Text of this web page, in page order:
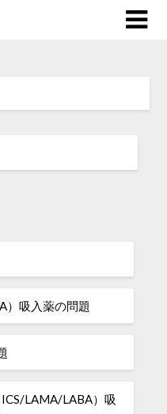
）吸入薬の問題
ICS/LAMA/LABA）吸